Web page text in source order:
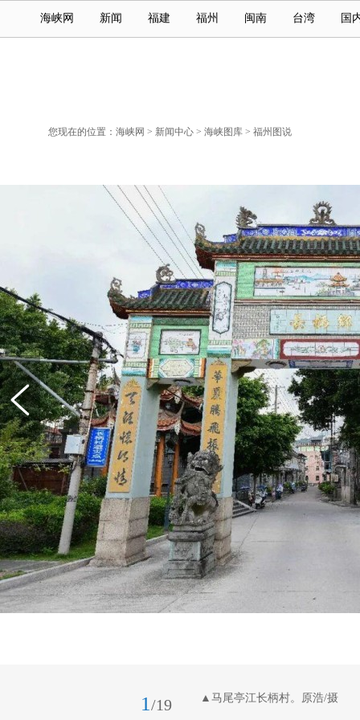
海峡网 新闻 福建 福州 闽南 台湾 国
您现在的位置： 海峡网 > 新闻中心 > 海峡图库 > 福州图说
1 /19 ▲马尾亭江长柄村。原浩/摄